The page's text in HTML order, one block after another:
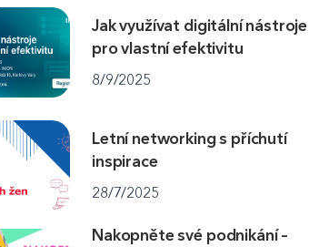
Jak využívat digitální nástroje
pro vlastní efektivitu
8/9/2025
Letní networking s příchutí
inspirace
28/7/2025
Nakopněte své podnikání –